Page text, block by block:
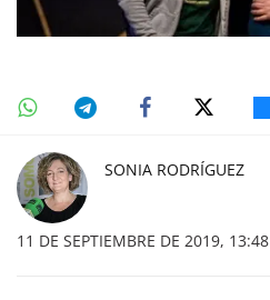
SONIA RODRÍGUEZ
11 DE SEPTIEMBRE DE 2019, 13:48